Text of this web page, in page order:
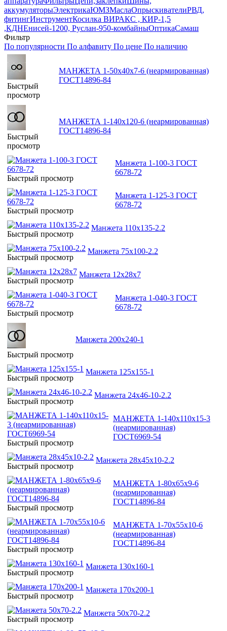
аккумуляторыЭлектрикаЮМЗМаслаОпрыскивателиРВД,
фитингИнструментКосилка ВИРАКС , КИР-1,5
,КДНЕнисей-1200, Руслан-950-комбайныОптикаСамаш
Фильтр
По популярности По алфавиту По цене По наличию
Быстрый
просмотр
МАНЖЕТА 1-50х40х7-6 (неармированная)
ГОСТ14896-84
Быстрый
просмотр
МАНЖЕТА 1-140х120-6 (неармированная)
ГОСТ14896-84
Быстрый просмотр
Манжета 1-100-3 ГОСТ
6678-72
Быстрый просмотр
Манжета 1-125-3 ГОСТ
6678-72
Быстрый просмотр
Манжета 110х135-2.2
Быстрый просмотр
Манжета 75х100-2.2
Быстрый просмотр
Манжета 12х28х7
Быстрый просмотр
Манжета 1-040-3 ГОСТ
6678-72
Быстрый просмотр
Манжета 200х240-1
Быстрый просмотр
Манжета 125х155-1
Быстрый просмотр
Манжета 24х46-10-2.2
Быстрый просмотр
МАНЖЕТА 1-140х110х15-3
(неармированная)
ГОСТ6969-54
Быстрый просмотр
Манжета 28х45х10-2.2
Быстрый просмотр
МАНЖЕТА 1-80х65х9-6
(неармированная)
ГОСТ14896-84
Быстрый просмотр
МАНЖЕТА 1-70х55х10-6
(неармированная)
ГОСТ14896-84
Быстрый просмотр
Манжета 130х160-1
Быстрый просмотр
Манжета 170х200-1
Быстрый просмотр
Манжета 50х70-2.2